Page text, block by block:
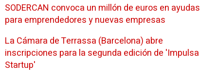
SODERCAN convoca un millón de euros en ayudas
para emprendedores y nuevas empresas
La Cámara de Terrassa (Barcelona) abre
inscripciones para la segunda edición de 'Impulsa
Startup'